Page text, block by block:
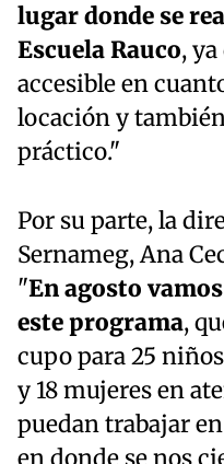
lugar donde se
Escuela Rauco,
accesible en
locación y
práctico."
Por su parte, la
Sernameg, Ana
"En agosto
este programa,
cupo para 25
y 18 mujeres en
puedan trabajar